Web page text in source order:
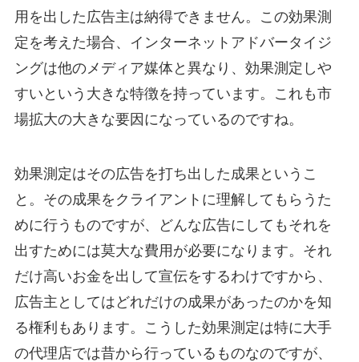
用を出した広告主は納得できません。この効果測
定を考えた場合、インターネットアドバータイジ
ングは他のメディア媒体と異なり、効果測定しや
すいという大きな特徴を持っています。これも市
場拡大の大きな要因になっているのですね。
効果測定はその広告を打ち出した成果というこ
と。その成果をクライアントに理解してもらうた
めに行うものですが、どんな広告にしてもそれを
出すためには莫大な費用が必要になります。それ
だけ高いお金を出して宣伝をするわけですから、
広告主としてはどれだけの成果があったのかを知
る権利もあります。こうした効果測定は特に大手
の代理店では昔から行っているものなのですが、